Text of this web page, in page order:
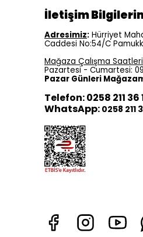
İletişim
Adresimiz: Hürriyet
Caddesi No:54/C
Mağaza Çalışma
Pazartesi - Cumartesi:
Pazar Günleri
Telefon: 0258 211 36
WhatsApp: 0258 211